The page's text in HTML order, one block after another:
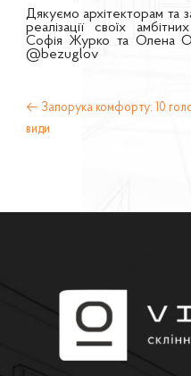
Дякуємо архітекторам та
реалізації своїх
Софія Журко та Олена
@bezuglov
← Запорука комфорту: 10
види